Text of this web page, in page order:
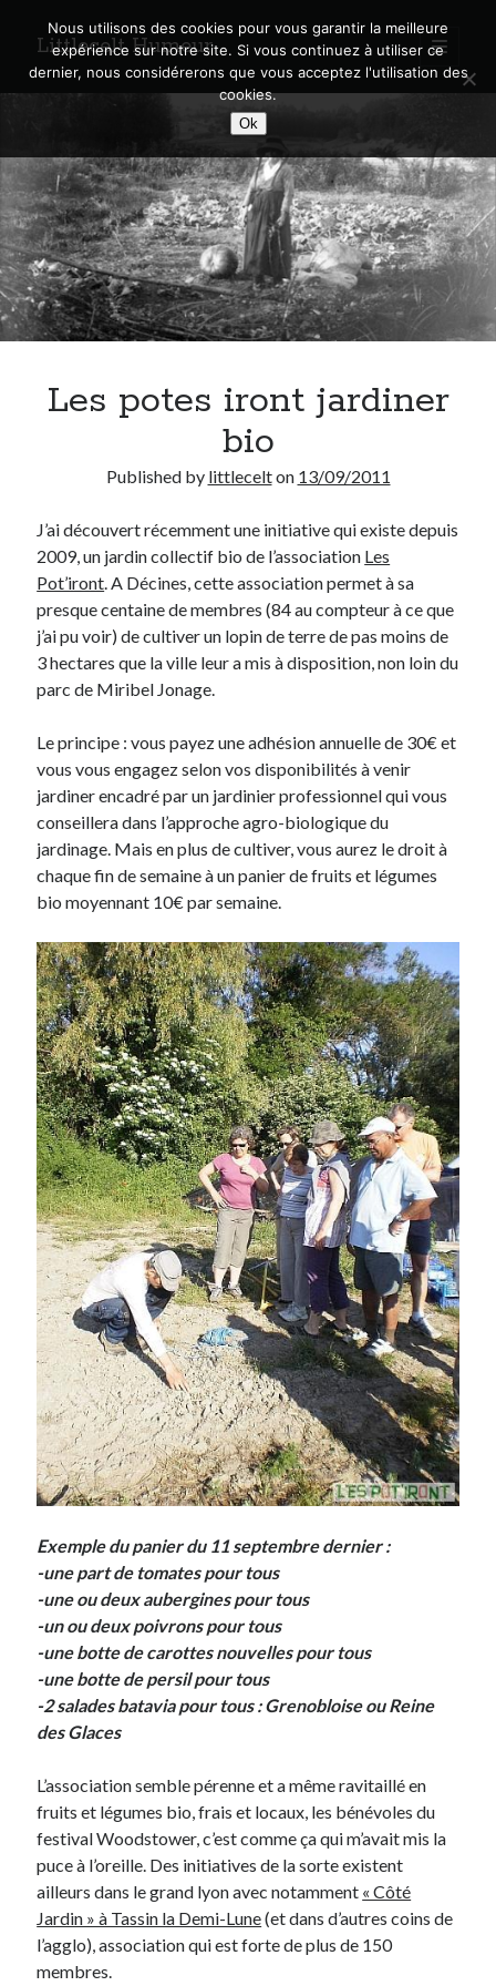
Littlecelt Humeur
open
primary
menu
Sidebar
Recherche sur le blog
Derniers articles
Municipales 2026 : Lyon, Métropole et Caluire, mon choix pour l’avenir
Quel Lyonnais es-tu, Renaud Ducher ?
A quand une véritable place pour le vélo à Caluire dans la Métropole de
Comment je vis ma vie sur un vélo
Derniers Commentaires
Entretien ménagerdansT’as vu quoi ? #52
JF dansC’était pas mieux avant… à Lyon
littleceltdans Comment j’ai opéré ma vélorution toute personnelle
AnthonydansComment j’ai opéré ma vélorution toute personnelle
Renaud Ducherdans Comment j’ai opéré ma vélorution toute
Commentaires récents
Entretien ménager
T’as vu quoi ? #52
JF
C’était pas mieux avant… à Lyon
littlecelt
Comment j’ai opéré ma vélorution toute personnelle
Renaud DucherdansComment j’ai opéré ma vélorution toute
personnelle
On parle de quoi ?
A Lyon
Bon plan du dimanche
Coup de coeur
Daddy
Engagé
Geek
Green
Humeur
Lectures
Lyon
Lyon à Livre Ouvert
Mini-monsieur
Non classé
Parole de Follower
Patchwork
Photos
Proust
Sons
Sorties cuculturelles
Tavukoi
Vidéos
Les potes iront jardiner
bio
Published by littlecelton 13/09/2011
J’ai découvert récemment une initiative qui existe depuis
2009, un jardin collectif bio de l’association Les
Pot’iront. A Décines, cette association permet à sa
presque centaine de membres (84 au compteur à ce que
j’ai pu voir) de cultiver un lopin de terre de pas moins de
3 hectares que la ville leur a mis à disposition, non loin du
parc de Miribel Jonage.
Le principe : vous payez une adhésion annuelle de 30€ et
vous vous engagez selon vos disponibilités à venir
jardiner encadré par un jardinier professionnel qui vous
conseillera dans l’approche agro-biologique du
jardinage. Mais en plus de cultiver, vous aurez le droit à
chaque fin de semaine à un panier de fruits et légumes
bio moyennant 10€ par semaine.
Exemple du panier du 11 septembre dernier :
-une part de tomates pour tous
-une ou deux aubergines pour tous
-un ou deux poivrons pour tous
-une botte de carottes nouvelles pour tous
-une botte de persil pour tous
-2 salades batavia pour tous : Grenobloise ou Reine
des Glaces
L’association semble pérenne et a même ravitaillé en
fruits et légumes bio, frais et locaux, les bénévoles du
festival Woodstower, c’est comme ça qui m’avait mis la
puce à l’oreille. Des initiatives de la sorte existent
ailleurs dans le grand lyon avec notamment « Côté
Jardin » à Tassin la Demi-Lune(et dans d’autres coins de
l’agglo), association qui est forte de plus de 150
membres.
Nous utilisons des cookies pour vous garantir la meilleure
expérience sur notre site. Si vous continuez à utiliser ce
dernier, nous considérerons que vous acceptez l'utilisation des
cookies.
Ok